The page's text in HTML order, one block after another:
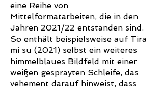
eine Reihe von
Mittelformatarbeiten, die in den
Jahren 2021/22 entstanden sind.
So enthält beispielsweise auf Tira
mi su (2021) selbst ein weiteres
himmelblaues Bildfeld mit einer
weißen gesprayten Schleife, das
vehement darauf hinweist, dass